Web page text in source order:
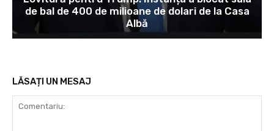
de bal de 400 de milioane de dolari de la Casa
Albă
LĂSAȚI UN MESAJ